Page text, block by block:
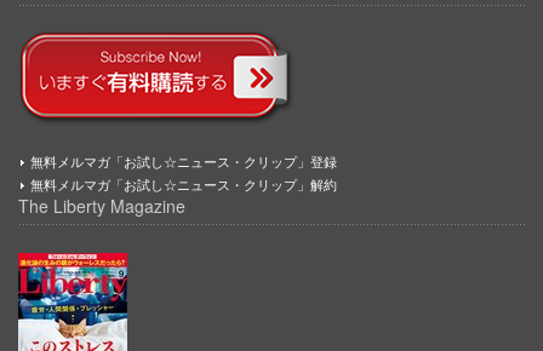
無料メルマガ「お試し☆ニュース・クリップ」登録
無料メルマガ「お試し☆ニュース・クリップ」解約
The Liberty Magazine